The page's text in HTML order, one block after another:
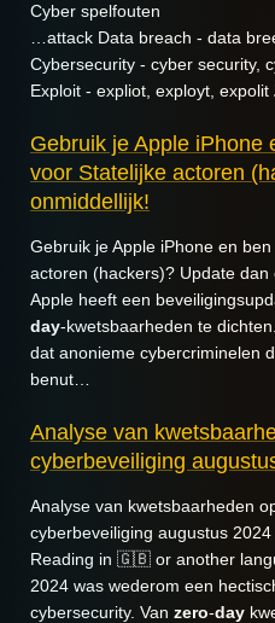
Cyber spelfouten
…attack Data breach - data
Cybersecurity - cyber security,
Exploit - expliot, exployt, expolit
Gebruik je Apple iPhone
voor Statelijke actoren
onmiddellijk!
Gebruik je Apple iPhone en
actoren (hackers)? Update dan
Apple heeft een
day-kwetsbaarheden te
dat anonieme cybercriminelen
benut…
Analyse van
cyberbeveiliging
Analyse van kwetsbaarheden
cyberbeveiliging augustus 2024
Reading in 🇬🇧 or another
2024 was wederom een
cybersecurity. Van zero-day